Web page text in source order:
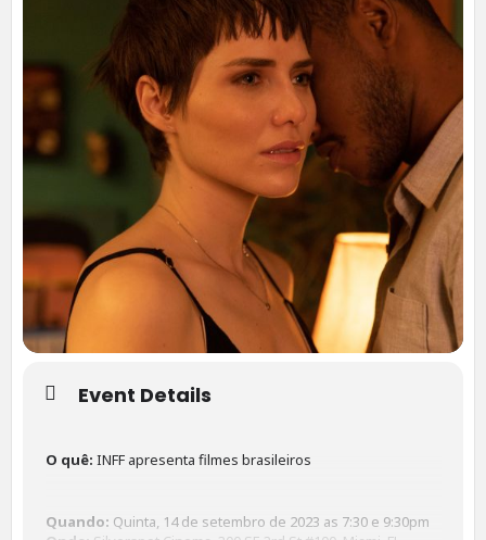
Event Details
O quê:INFF apresenta filmes brasileiros
Quando: Quinta, 14 de setembro de 2023 as 7:30 e 9:30pm